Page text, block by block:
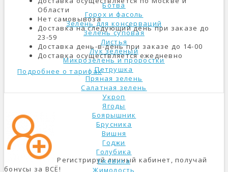
Ботва
Горох и фасоль
Зелень для консерваций
Зелень суповая
Листья
Лук зеленый
Микрозелень и проростки
Петрушка
Пряная зелень
Салатная зелень
Укроп
Ягоды
Боярышник
Брусника
Вишня
Годжи
Голубика
Ежевика
Жимолость
Области
Нет самовывоза
Доставка на следующий день при заказе до
23-59
Доставка день-в-день при заказе до 14-00
Доставка осуществляется ежедневно
Подробнее о тарифах
Регистрируй личный кабинет, получай
бонусы за ВСЁ!